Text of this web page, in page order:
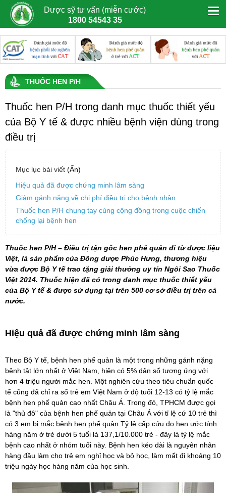
Dược sỹ tư vấn (miễn cước)
1800 54543 35
THUỐC HEN P/H
Thuốc hen P/H trong danh mục thuốc thiết yếu
của Bộ Y tế & được nhiều bệnh viện dùng trong
điều trị
Mục lục bài viết (Ẩn)
Hiệu quả đã được chứng minh lâm sàng
Giảm gánh nặng về chi phí điều trị cho bệnh nhân.
Thuốc hen P/H chung tay cùng cộng đồng trong cuộc chiến
chống lại bệnh hen
Thuốc hen P/H – Điều trị tận gốc hen phế quản đi từ dược liệu
Việt, là sản phẩm của Đông dược Phúc Hưng, thương hiệu
vừa được Bộ Y tế trao tặng giải thưởng uy tín Ngôi Sao Thuốc
Việt 2014. Thuốc hiện đã có trong danh mục thuốc thiết yếu
của Bộ Y tế & được sử dụng tại trên 500 cơ sở điều trị trên cả
nước.
Hiệu quả đã được chứng minh lâm sàng
Theo Bộ Y tế, bệnh hen phế quản là một trong những gánh nặng
bệnh tật lớn nhất ở Việt Nam, hiện có 5% dân số tương ứng với
hơn 4 triệu người mắc hen. Một nghiên cứu theo tiêu chuẩn quốc
tế cũng đã chỉ ra số trẻ em Việt Nam ở độ tuổi 12-13 có tỷ lệ mắc
bệnh hen phế quản cao nhất Châu Á. Trong đó, TPHCM được gọi
là "thủ đô" của bệnh hen phế quản tại Châu Á với tỉ lệ cứ 10 trẻ thì
có 3 em bị mắc bệnh hen phế quản.Tỷ lệ cấp cứu do hen ước tính
hàng năm ở trẻ dưới 5 tuổi là 137,1/10.000 trẻ - đây là tỷ lệ mắc
bệnh cao nhất ở nhóm tuổi này. Bệnh hen kéo dài là nguyên nhân
hàng đầu làm cho trẻ em nghỉ học và bỏ học, làm mất đi khoảng 10
triệu ngày học hàng năm của học sinh.